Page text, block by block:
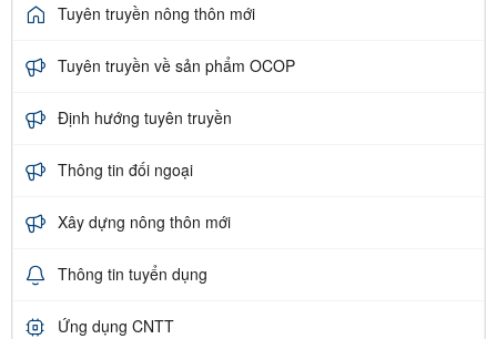
Tuyên truyền nông thôn mới
Tuyên truyền về sản phẩm OCOP
Định hướng tuyên truyền
Thông tin đối ngoại
Xây dựng nông thôn mới
Thông tin tuyển dụng
Ứng dụng CNTT